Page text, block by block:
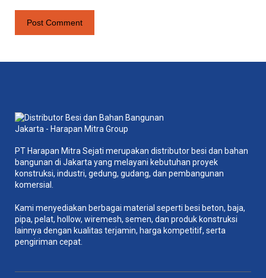
PT Harapan Mitra Sejati merupakan distributor besi dan bahan
bangunan di Jakarta yang melayani kebutuhan proyek
konstruksi, industri, gedung, gudang, dan pembangunan
komersial.
Kami menyediakan berbagai material seperti besi beton, baja,
pipa, pelat, hollow, wiremesh, semen, dan produk konstruksi
lainnya dengan kualitas terjamin, harga kompetitif, serta
pengiriman cepat.